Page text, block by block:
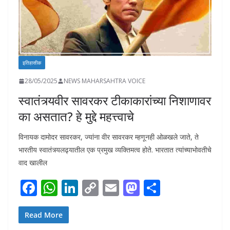
इतिहासीक
28/05/2025 NEWS MAHARSAHTRA VOICE
स्वातंत्र्यवीर सावरकर टीकाकारांच्या निशाणावर
का असतात? हे मुद्दे महत्त्वाचे
विनायक दामोदर सावरकर, ज्यांना वीर सावरकर म्हणूनही ओळखले जाते, ते
भारतीय स्वातंत्र्यलढ्यातील एक प्रमुख व्यक्तिमत्व होते. भारतात त्यांच्याभोवतीचे
वाद खालील
F
ac
e
W
h
at
Li C E M
Read More